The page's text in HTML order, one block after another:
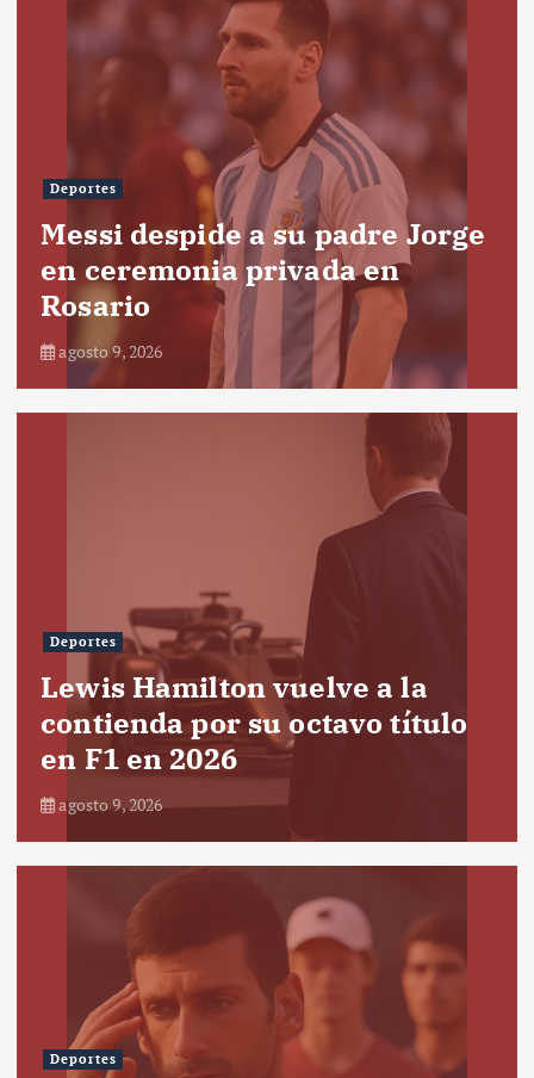
Deportes
Messi despide a su padre Jorge
en ceremonia privada en
Rosario
agosto 9, 2026
Deportes
Lewis Hamilton vuelve a la
contienda por su octavo título
en F1 en 2026
agosto 9, 2026
Deportes